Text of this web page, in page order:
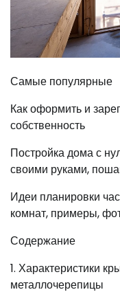
Самые популярные
Как оформить и
собственность
Постройка дома с
своими руками,
Идеи планировки
комнат, примеры,
Содержание
1. Характеристики
металлочерепицы